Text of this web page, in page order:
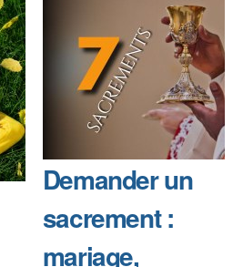
Demander un
sacrement :
mariage,